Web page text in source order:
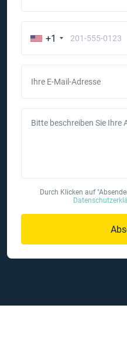
+1
Ihre E-Mail-Adresse
Bitte beschreiben Sie Ihre
Durch Klicken auf